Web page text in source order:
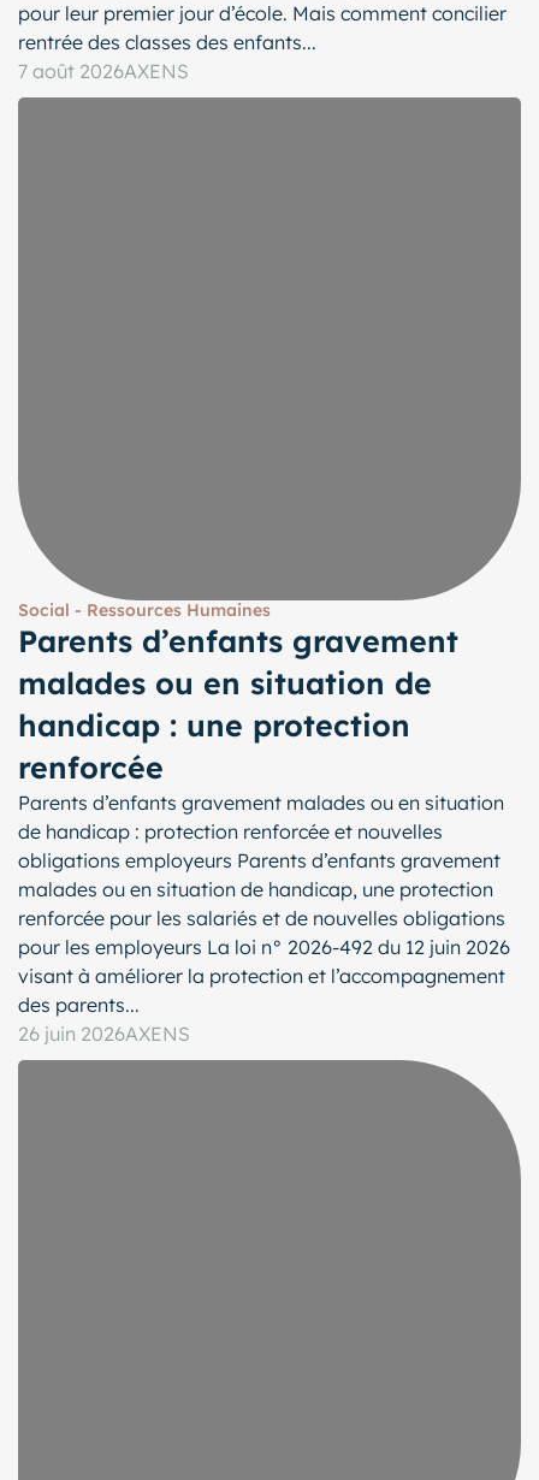
pour leur premier jour d’école. Mais comment concilier
rentrée des classes des enfants...
7 août 2026AXENS
Social - Ressources Humaines
Parents d’enfants gravement
malades ou en situation de
handicap : une protection
renforcée
Parents d’enfants gravement malades ou en situation
de handicap : protection renforcée et nouvelles
obligations employeurs Parents d’enfants gravement
malades ou en situation de handicap, une protection
renforcée pour les salariés et de nouvelles obligations
pour les employeurs La loi n° 2026-492 du 12 juin 2026
visant à améliorer la protection et l’accompagnement
des parents...
26 juin 2026AXENS